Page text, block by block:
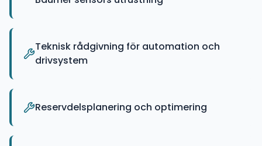
Teknisk rådgivning för automation och
drivsystem
Reservdelsplanering och optimering